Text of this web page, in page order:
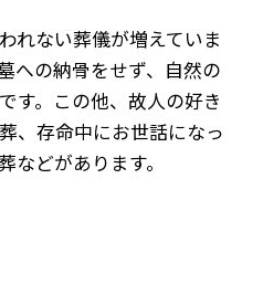
れない葬儀が増えていま
への納骨をせず、自然の
す。この他、故人の好き
、存命中にお世話になっ
などがあります。